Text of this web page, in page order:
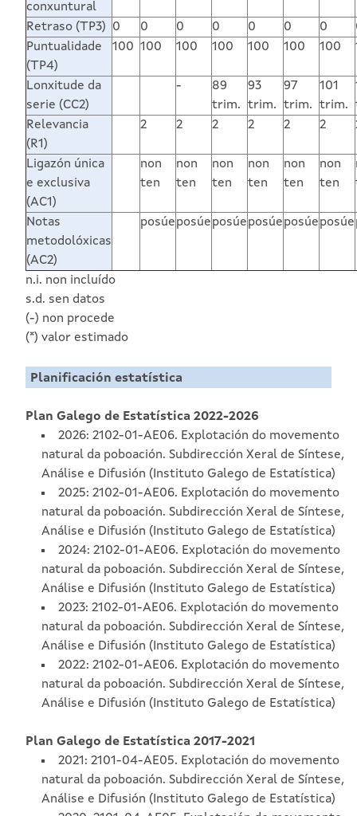
conxuntural
Retraso (TP3) 0 0 0 0 0 0 0
Puntualidade
(TP4)
100 100 100 100 100 100 100
Lonxitude da
serie (CC2)
-
89
trim.
93
trim.
97
trim.
101
trim.
Relevancia
(R1)
2 2 2 2 2 2
Ligazón única
e exclusiva
(AC1)
non
ten
non
ten
non
ten
non
ten
non
ten
non
ten
Notas
metodolóxicas
(AC2)
posúeposúeposúeposúeposúeposúe
n.i. non incluído
s.d. sen datos
(-) non procede
(*) valor estimado
Planificación estatística
Plan Galego de Estatística 2022-2026
2026: 2102-01-AE06. Explotación do movemento
natural da poboación. Subdirección Xeral de Síntese,
Análise e Difusión (Instituto Galego de Estatística)
2025: 2102-01-AE06. Explotación do movemento
natural da poboación. Subdirección Xeral de Síntese,
Análise e Difusión (Instituto Galego de Estatística)
2024: 2102-01-AE06. Explotación do movemento
natural da poboación. Subdirección Xeral de Síntese,
Análise e Difusión (Instituto Galego de Estatística)
2023: 2102-01-AE06. Explotación do movemento
natural da poboación. Subdirección Xeral de Síntese,
Análise e Difusión (Instituto Galego de Estatística)
2022: 2102-01-AE06. Explotación do movemento
natural da poboación. Subdirección Xeral de Síntese,
Análise e Difusión (Instituto Galego de Estatística)
Plan Galego de Estatística 2017-2021
2021: 2101-04-AE05. Explotación do movemento
natural da poboación. Subdirección Xeral de Síntese,
Análise e Difusión (Instituto Galego de Estatística)